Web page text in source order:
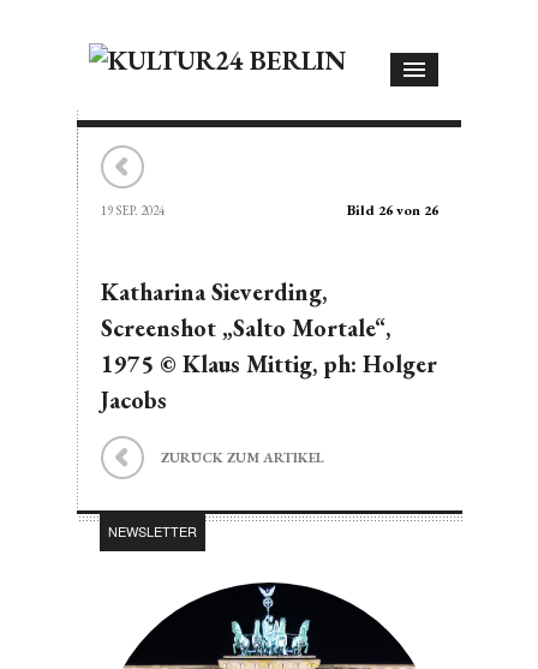
19 SEP. 2024 Bild 26 von 26
Katharina Sieverding,
Screenshot „Salto Mortale“,
1975 © Klaus Mittig, ph: Holger
Jacobs
ZURÜCK ZUM ARTIKEL
NEWSLETTER